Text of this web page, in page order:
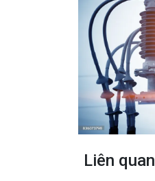
Liên quan